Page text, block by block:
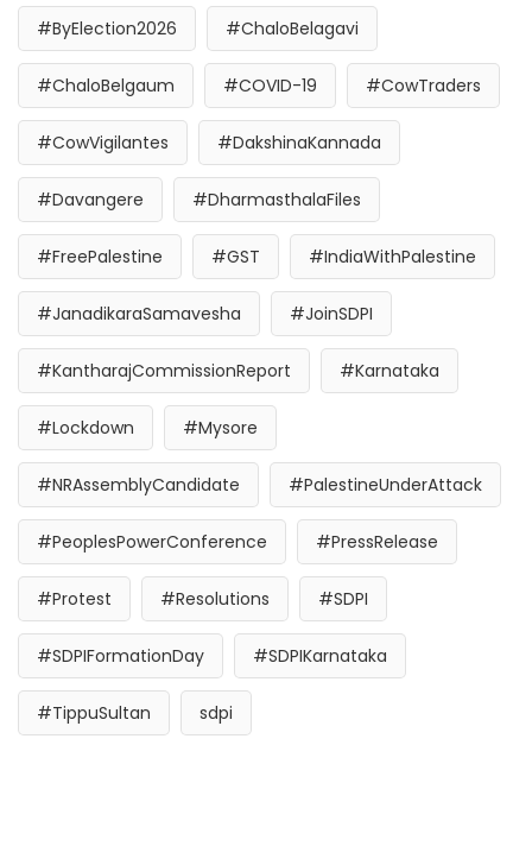
#ByElection2026 #ChaloBelagavi
#ChaloBelgaum #COVID-19 #CowTraders
#CowVigilantes #DakshinaKannada
#Davangere #DharmasthalaFiles
#FreePalestine #GST #IndiaWithPalestine
#JanadikaraSamavesha #JoinSDPI
#KantharajCommissionReport #Karnataka
#Lockdown #Mysore
#NRAssemblyCandidate #PalestineUnderAttack
#PeoplesPowerConference #PressRelease
#Protest #Resolutions #SDPI
#SDPIFormationDay #SDPIKarnataka
#TippuSultan sdpi